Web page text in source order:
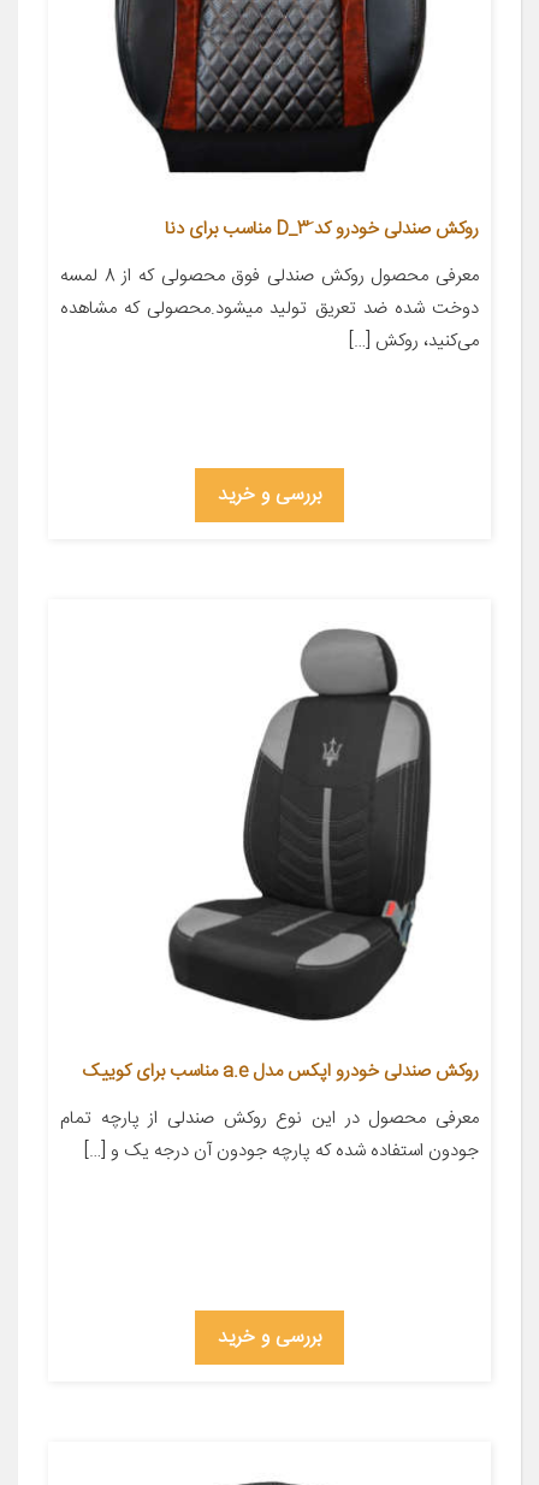
روکش صندلی خودرو کد َD_3 مناسب برای دنا
معرفی محصول روکش صندلی فوق محصولی که از 8 لمسه
دوخت شده ضد تعریق تولید میشود.محصولی که مشاهده
می‌کنید، روکش […]
بررسی و خرید
روکش صندلی خودرو اپکس مدل a.e مناسب برای کوییک
معرفی محصول در این نوع روکش صندلی از پارچه تمام
جودون استفاده شده که پارچه جودون آن درجه یک و […]
بررسی و خرید